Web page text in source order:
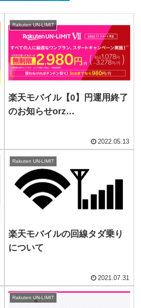
Rakuten UN-LIMIT
楽天モバイル【0】円運用終了
のお知らせorz…
2022.05.13
Rakuten UN-LIMIT
楽天モバイルの回線タダ乗り
について
2021.07.31
Rakuten UN-LIMIT